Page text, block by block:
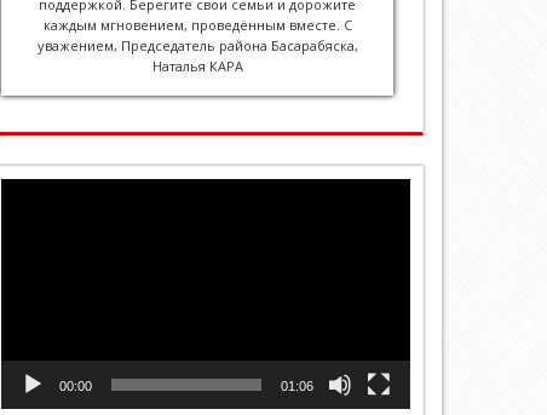
поддержкой. Берегите свои семьи и дорожите
каждым мгновением, проведённым вместе. С
уважением, Председатель района Басарабяска,
Наталья КАРА
00:00 01:06